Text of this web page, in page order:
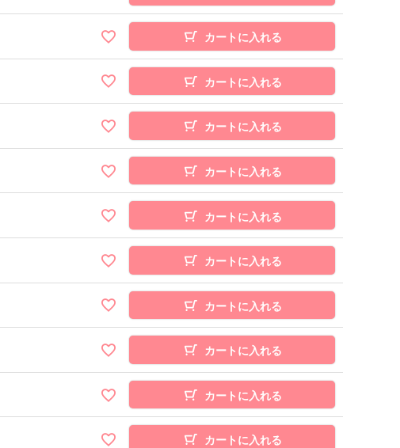
カートに入れる
カートに入れる
カートに入れる
カートに入れる
カートに入れる
カートに入れる
カートに入れる
カートに入れる
カートに入れる
カートに入れる